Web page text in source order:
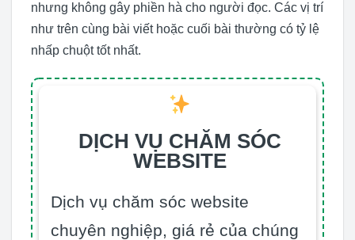
nhưng không gây phiền hà cho người đọc. Các vị trí
như trên cùng bài viết hoặc cuối bài thường có tỷ lệ
nhấp chuột tốt nhất.
DỊCH VỤ CHĂM SÓC
WEBSITE
Dịch vụ chăm sóc website
chuyên nghiệp, giá rẻ của chúng